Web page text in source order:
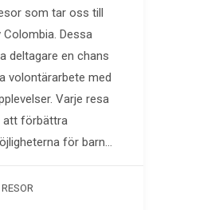
som tar oss till
Colombia. Dessa
deltagare en chans
volontärarbete med
Varje resa
att förbättra
för barn…
RESOR